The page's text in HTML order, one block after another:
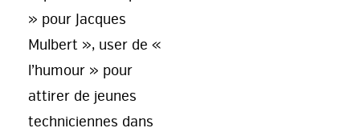
» pour Jacques
Mulbert », user de «
l’humour » pour
attirer de jeunes
techniciennes dans